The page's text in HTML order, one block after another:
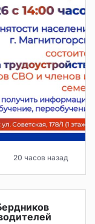
20 часов назад